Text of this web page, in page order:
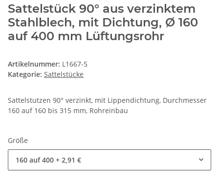
Sattelstück 90° aus verzinktem
Stahlblech, mit Dichtung, Ø 160
auf 400 mm Lüftungsrohr
Artikelnummer: L1667-5
Kategorie: Sattelstücke
Sattelstutzen 90° verzinkt, mit Lippendichtung, Durchmesser
160 auf 160 bis 315 mm, Rohreinbau
Größe
160 auf 400 + 2,91 €